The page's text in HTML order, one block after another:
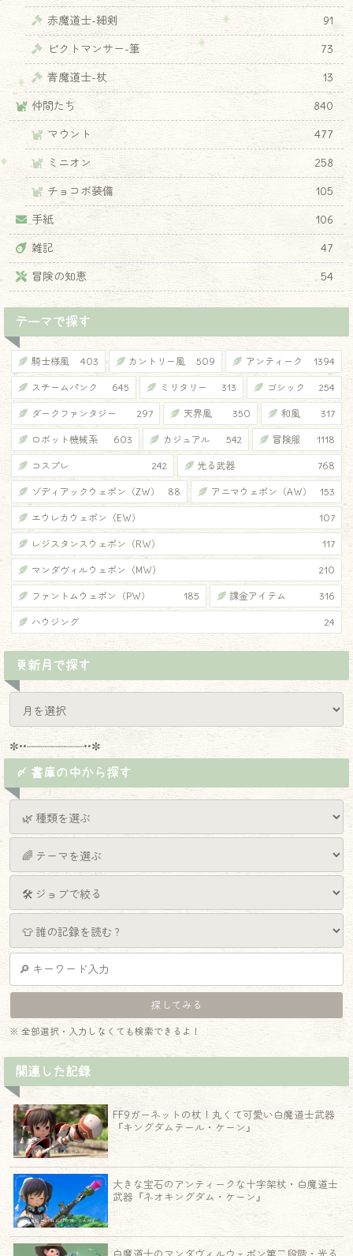
赤魔道士-細剣
91
ピクトマンサー-筆
73
青魔道士-杖
13
仲間たち
840
マウント
477
ミニオン
258
チョコボ装備
105
手紙
106
雑記
47
冒険の知恵
54
テーマで探す
騎士様風 403 カントリー風 509 アンティーク 1394
スチームパンク 645 ミリタリー 313 ゴシック 254
ダークファンタジー 297 天界風 350 和風 317
ロボット機械系 603 カジュアル 542 冒険服 1118
コスプレ 242 光る武器 768
ゾディアックウェポン（ZW） 88 アニマウェポン（AW） 153
エウレカウェポン（EW） 107
レジスタンスウェポン（RW） 117
マンダヴィルウェポン（MW） 210
ファントムウェポン（PW） 185 課金アイテム 316
ハウジング 24
更新月で探す
✼••┈┈┈┈┈┈┈┈┈••✼
〆 書庫の中から探す
※ 全部選択・入力しなくても検索できるよ！
関連した記録
FF9ガーネットの杖！丸くて可愛い白魔道士武器
『キングダムテール・ケーン』
大きな宝石のアンティークな十字架杖・白魔道士
武器『ネオキングダム・ケーン』